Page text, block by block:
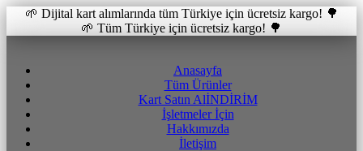
🌱 Dijital kart alımlarında tüm Türkiye için ücretsiz kargo! 🌳
🌱 Tüm Türkiye için ücretsiz kargo! 🌳
Anasayfa
Tüm Ürünler
Kart Satın AlİNDİRİM
İşletmeler İçin
Hakkımızda
İletişim